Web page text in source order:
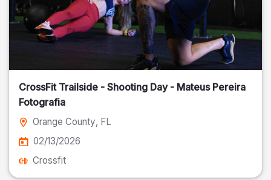
CrossFit Trailside - Shooting Day - Mateus Pereira
Fotografia
Orange County, FL
02/13/2026
Crossfit